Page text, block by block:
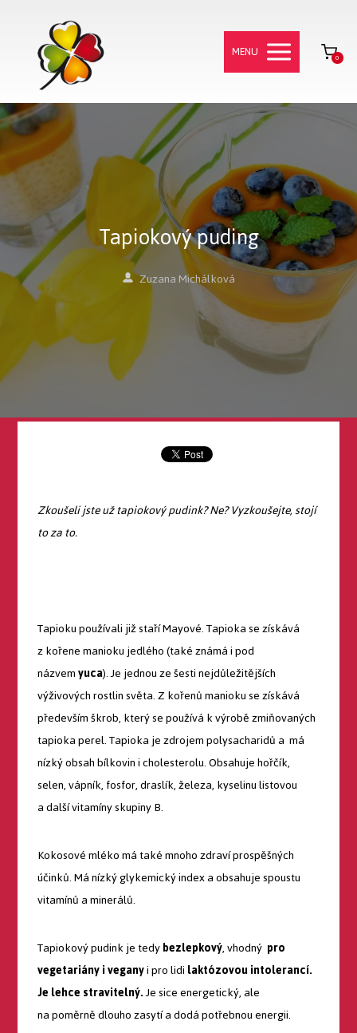
MENU 0
Tapiokový puding
Zuzana Michálková
Zkoušeli jste už tapiokový pudink? Ne? Vyzkoušejte, stojí
to za to.
Tapioku používali již staří Mayové. Tapioka se získává
z kořene manioku jedlého (také známá i pod
názvemyuca). Je jednou ze šesti nejdůležitějších
výživových rostlin světa. Z kořenů manioku se získává
především škrob, který se používá k výrobě zmiňovaných
tapioka perel. Tapioka je zdrojem polysacharidů a má
nízký obsah bílkovin i cholesterolu. Obsahuje hořčík,
selen, vápník, fosfor, draslík, železa, kyselinu listovou
a další vitamíny skupiny B.
Kokosové mléko má také mnoho zdraví prospěšných
účinků. Má nízký glykemický index a obsahuje spoustu
vitamínů a minerálů.
Tapiokový pudink je tedybezlepkový, vhodnýpro
vegetariány i veganyi pro lidilaktózovou intolerancí.
Je lehce stravitelný.Je sice energetický, ale
na poměrně dlouho zasytí a dodá potřebnou energii.